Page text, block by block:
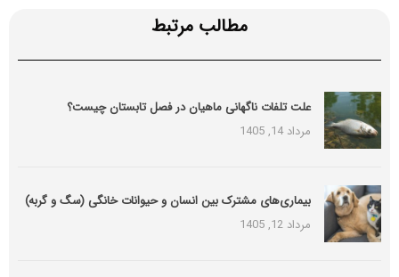
مطالب مرتبط
علت تلفات ناگهانی ماهیان در فصل تابستان چیست؟
مرداد 14, 1405
بیماری‌های مشترک بین انسان و حیوانات خانگی (سگ و گربه)
مرداد 12, 1405